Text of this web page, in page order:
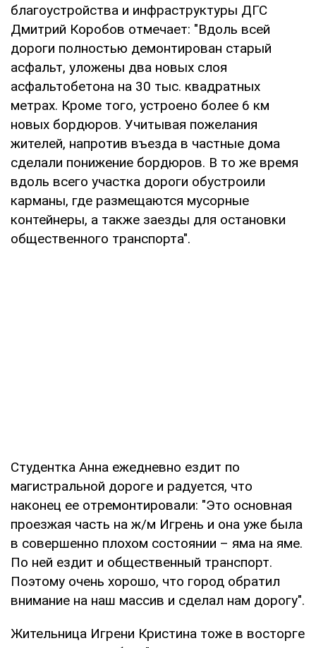
благоустройства и инфраструктуры ДГС
Дмитрий Коробов отмечает: "Вдоль всей
дороги полностью демонтирован старый
асфальт, уложены два новых слоя
асфальтобетона на 30 тыс. квадратных
метрах. Кроме того, устроено более 6 км
новых бордюров. Учитывая пожелания
жителей, напротив въезда в частные дома
сделали понижение бордюров. В то же время
вдоль всего участка дороги обустроили
карманы, где размещаются мусорные
контейнеры, а также заезды для остановки
общественного транспорта".
Студентка Анна ежедневно ездит по
магистральной дороге и радуется, что
наконец ее отремонтировали: "Это основная
проезжая часть на ж/м Игрень и она уже была
в совершенно плохом состоянии – яма на яме.
По ней ездит и общественный транспорт.
Поэтому очень хорошо, что город обратил
внимание на наш массив и сделал нам дорогу".
Жительница Игрени Кристина тоже в восторге